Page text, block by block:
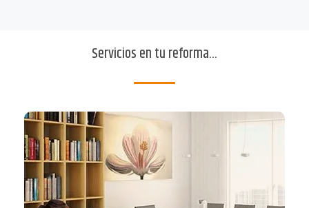
Servicios en tu reforma...